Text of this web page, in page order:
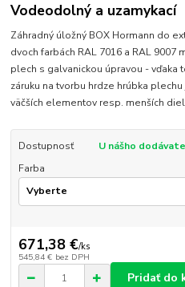
Vodeodolný a uzamykací
Záhradný úložný BOX Hormann do
dvoch farbách RAL 7016 a RAL
plech s galvanickou úpravou - vďaka
záruku na tvorbu hrdze hrúbka
väčších elementov resp. menších
Dostupnosť
U nášho
Farba
671,38 €/ks
545,84 € bez DPH
Pridať do